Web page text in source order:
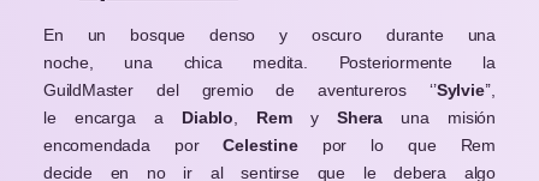
En un bosque denso y oscuro durante una
noche, una chica medita. Posteriormente la
GuildMaster del gremio de aventureros ‘’Sylvie’’,
le encarga a Diablo Rem yShera una misión
encomendada porCelestine por lo que Rem
decide en no ir al sentirse que le debera algo